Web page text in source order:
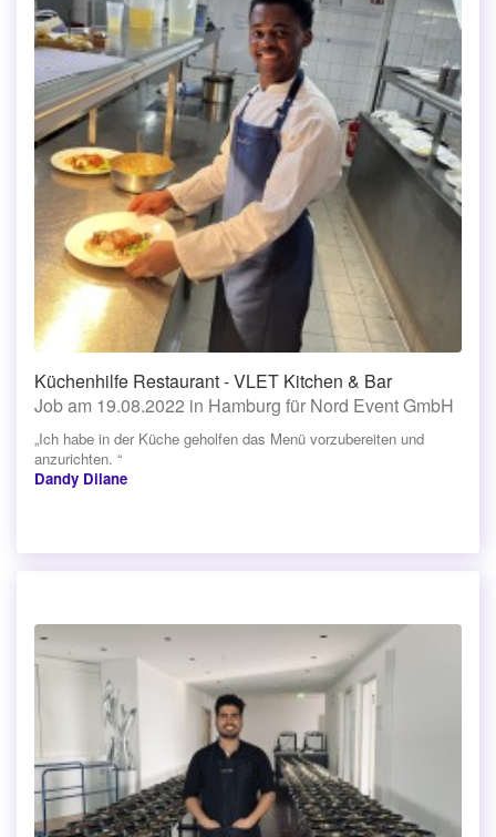
Küchenhilfe Restaurant - VLET Kitchen & Bar
Job am 19.08.2022 in Hamburg für Nord Event GmbH
„Ich habe in der Küche geholfen das Menü vorzubereiten und
anzurichten. “
Dandy Dilane